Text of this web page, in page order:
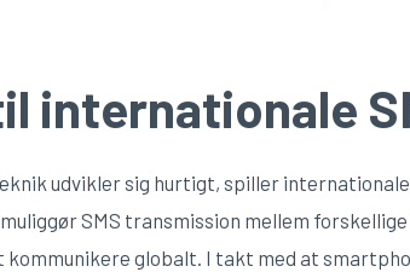
internationale
udvikler sig hurtigt, spiller
SMS transmission mellem
globalt. I takt med at